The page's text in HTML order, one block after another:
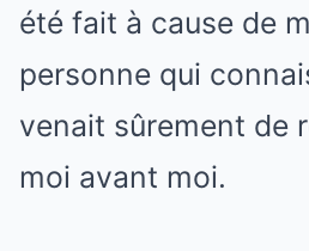
été fait à cause de
personne qui
venait sûrement de
moi avant moi.